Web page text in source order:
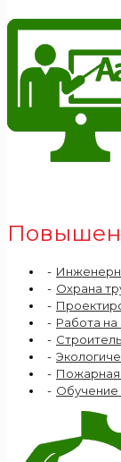
Охрана
Работа
Пожарная
Обучение